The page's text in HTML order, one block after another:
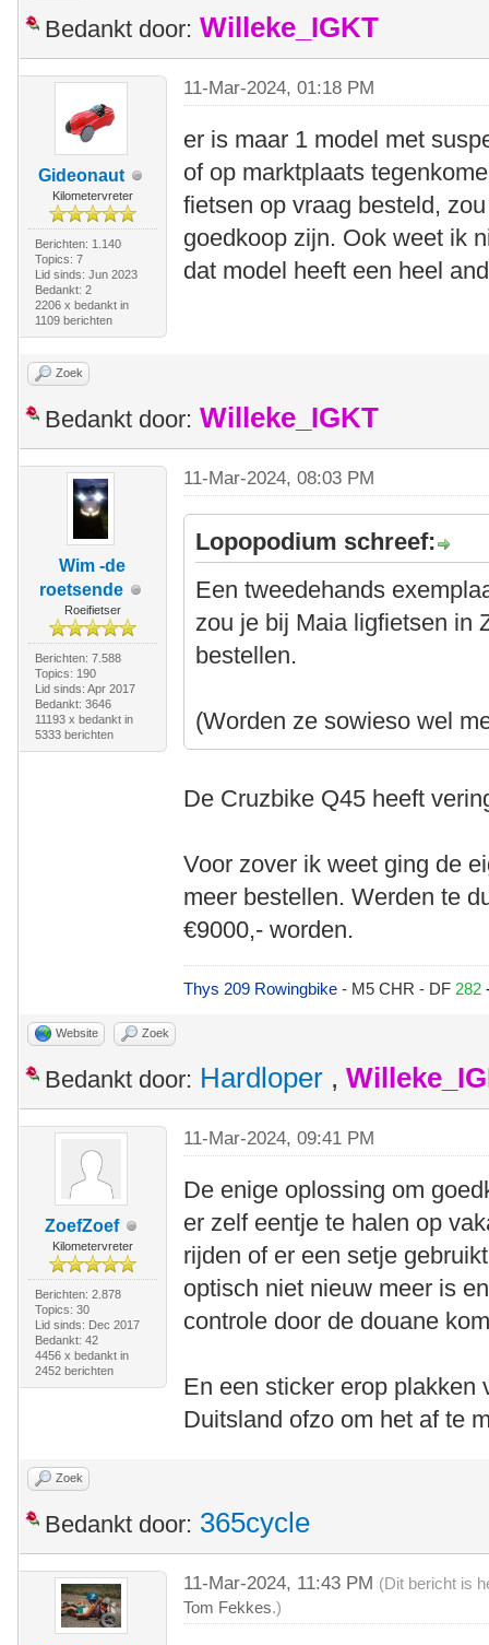
Bedankt door: Willeke_IGKT
Gideonaut
Kilometervreter
Berichten: 1.140
Topics: 7
Lid sinds: Jun 2023
Bedankt: 2
2206 x bedankt in
1109 berichten
11-Mar-2024, 01:18 PM
er is maar 1 model met
of op marktplaats
fietsen op vraag besteld,
goedkoop zijn. Ook weet ik
dat model heeft een heel
Zoek
Bedankt door: Willeke_IGKT
Wim -de
roetsende
Roeifietser
Berichten: 7.588
Topics: 190
Lid sinds: Apr 2017
Bedankt: 3646
11193 x bedankt in
5333 berichten
11-Mar-2024, 08:03 PM
Lopopodium schreef:
Een tweedehands
zou je bij Maia ligfietsen in
bestellen.
(Worden ze sowieso wel
De Cruzbike Q45 heeft
Voor zover ik weet ging de
meer bestellen. Werden te
€9000,- worden.
Thys 209 Rowingbike- M5 CHR - DF 282
Website Zoek
Bedankt door: Hardloper ,
ZoefZoef
Kilometervreter
Berichten: 2.878
Topics: 30
Lid sinds: Dec 2017
Bedankt: 42
4456 x bedankt in
2452 berichten
11-Mar-2024, 09:41 PM
De enige oplossing om
er zelf eentje te halen op
rijden of er een setje
optisch niet nieuw meer is
controle door de douane
En een sticker erop plakken
Duitsland ofzo om het af te
Zoek
Bedankt door: 365cycle
11-Mar-2024, 11:43 PM (Dit bericht is
Tom Fekkes.)